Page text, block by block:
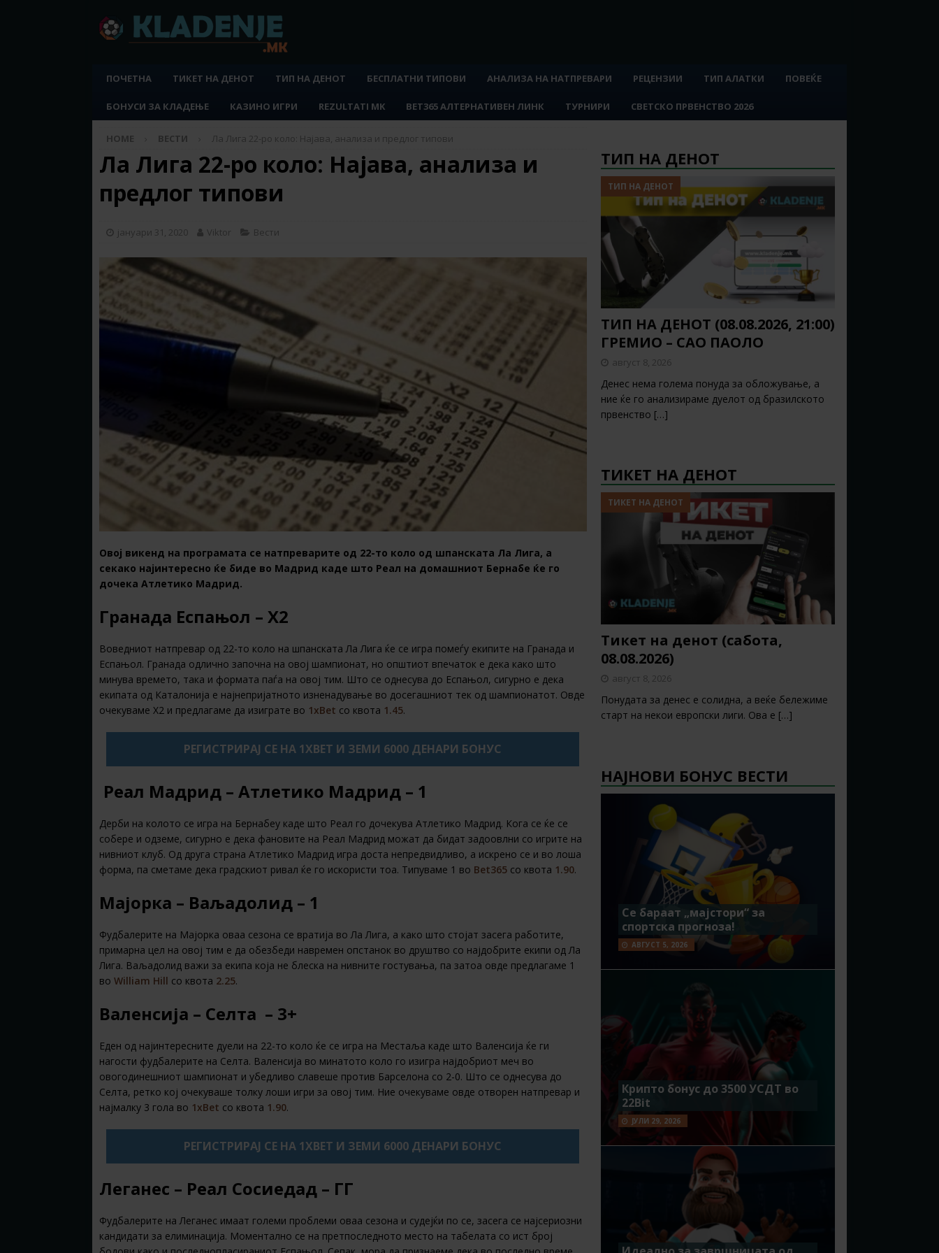
ПОЧЕТНА ТИКЕТ НА ДЕНОТ ТИП НА ДЕНОТ БЕСПЛАТНИ ТИПОВИ АНАЛИЗА НА НАТПРЕВАРИ РЕЦЕНЗИИ ТИП АЛАТКИ ПОВЕЌЕ
БОНУСИ ЗА КЛАДЕЊЕ КАЗИНО ИГРИ REZULTATI MK BET365 АЛТЕРНАТИВЕН ЛИНК ТУРНИРИ СВЕТСКО ПРВЕНСТВО 2026
HOME ВЕСТИ Ла Лига 22-ро коло: Најава, анализа и предлог типови
Ла Лига 22-ро коло: Најава, анализа и
предлог типови
јануари 31, 2020 Viktor Вести
Овој викенд на програмата се натпреварите од 22-то коло од шпанската Ла Лига, а
секако најинтересно ќе биде во Мадрид каде што Реал на домашниот Бернабе ќе го
дочека Атлетико Мадрид.
Гранада Еспањол – Х2
Воведниот натпревар од 22-то коло на шпанската Ла Лига ќе се игра помеѓу екипите на Гранада и
Еспањол. Гранада одлично започна на овој шампионат, но општиот впечаток е дека како што
минува времето, така и формата паѓа на овој тим. Што се однесува до Еспањол, сигурно е дека
екипата од Каталонија е најнепријатното изненадување во досегашниот тек од шампионатот. Овде
очекуваме Х2 и предлагаме да изиграте во 1xBet со квота 1.45.
РЕГИСТРИРАЈ СЕ НА 1XBET И ЗЕМИ 6000 ДЕНАРИ БОНУС
Реал Мадрид – Атлетико Мадрид – 1
Дерби на колото се игра на Бернабеу каде што Реал го дочекува Атлетико Мадрид. Кога се ќе се
собере и одземе, сигурно е дека фановите на Реал Мадрид можат да бидат задоовлни со игрите на
нивниот клуб. Од друга страна Атлетико Мадрид игра доста непредвидливо, а искрено се и во лоша
форма, па сметаме дека градскиот ривал ќе го искористи тоа. Типуваме 1 во Bet365 со квота 1.90.
Мајорка – Ваљадолид – 1
Фудбалерите на Мајорка оваа сезона се вратија во Ла Лига, а како што стојат засега работите,
примарна цел на овој тим е да обезбеди навремен опстанок во друштво со најдобрите екипи од Ла
Лига. Ваљадолид важи за екипа која не блеска на нивните гостувања, па затоа овде предлагаме 1
во William Hill со квота 2.25.
Валенсија – Селта – 3+
Еден од најинтересните дуели на 22-то коло ќе се игра на Местаља каде што Валенсија ќе ги
нагости фудбалерите на Селта. Валенсија во минатото коло го изигра најдобриот меч во
овогодинешниот шампионат и убедливо славеше против Барселона со 2-0. Што се однесува до
Селта, ретко кој очекуваше толку лоши игри за овој тим. Ние очекуваме овде отворен натпревар и
најмалку 3 гола во 1xBet со квота 1.90.
РЕГИСТРИРАЈ СЕ НА 1XBET И ЗЕМИ 6000 ДЕНАРИ БОНУС
Леганес – Реал Сосиедад – ГГ
Фудбалерите на Леганес имаат големи проблеми оваа сезона и судејќи по се, засега се најсериозни
кандидати за елиминација. Моментално се на претпоследното место на табелата со ист број
ТИП НА ДЕНОТ
ТИП НА ДЕНОТ
ТИП НА ДЕНОТ (08.08.2026, 21:00)
ГРЕМИО – САО ПАОЛО
август 8, 2026
Денес нема голема понуда за обложување, а
ние ќе го анализираме дуелот од бразилското
првенство […]
ТИКЕТ НА ДЕНОТ
ТИКЕТ НА ДЕНОТ
Тикет на денот (сабота,
08.08.2026)
август 8, 2026
Понудата за денес е солидна, а веќе бележиме
старт на некои европски лиги. Ова е […]
НАЈНОВИ БОНУС ВЕСТИ
Се бараат „мајстори“ за
спортска прогноза!
АВГУСТ 5, 2026
Крипто бонус до 3500 УСДТ во
22Bit
ЈУЛИ 29, 2026